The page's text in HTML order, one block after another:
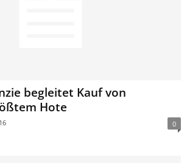
begleitet Kauf von
Hote
0